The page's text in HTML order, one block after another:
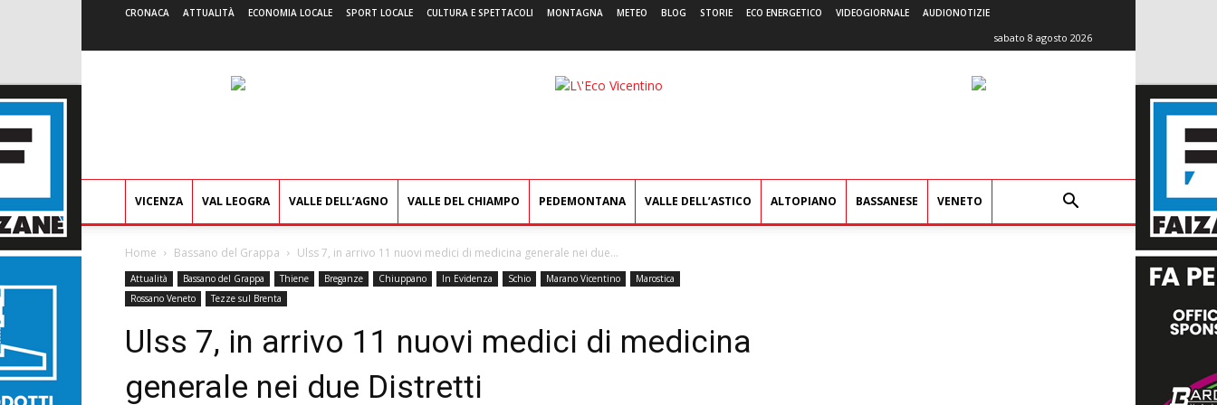
CRONACA ATTUALITÀ ECONOMIA LOCALE SPORT LOCALE CULTURA E SPETTACOLI MONTAGNA METEO BLOG STORIE ECO ENERGETICO VIDEOGIORNALE AUDIONOTIZIE
sabato 8 agosto 2026
L'Eco
VICENZA VAL LEOGRA VALLE DELL’AGNO VALLE DEL CHIAMPO PEDEMONTANA VALLE DELL’ASTICO ALTOPIANO BASSANESE VENETO
Home Bassano del Grappa Ulss 7, in arrivo 11 nuovi medici di medicina generale nei due...
Attualità Bassano del Grappa Thiene Breganze Chiuppano In Evidenza Schio Marano Vicentino
Marostica
Rossano Veneto
Tezze sul Brenta
Ulss 7, in arrivo 11 nuovi medici di medicina
generale nei due Distretti